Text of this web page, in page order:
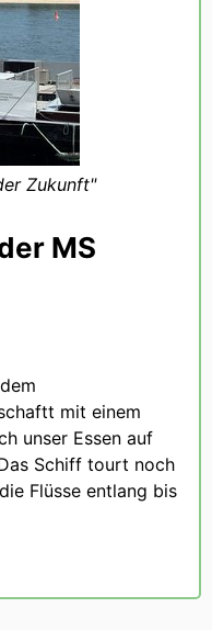
Zukunft"
MS
mit einem
unser Essen auf
Schiff tourt noch
Flüsse entlang bis